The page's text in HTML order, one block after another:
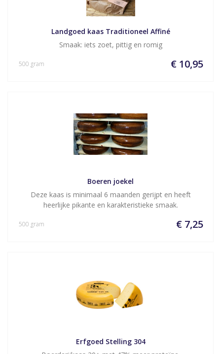
Landgoed kaas Traditioneel Affiné
Smaak: iets zoet, pittig en romig
€ 10,95
500 gram
Boeren joekel
Deze kaas is minimaal 6 maanden gerijpt en heeft
heerlijke pikante en karakteristieke smaak.
€ 7,25
500 gram
Erfgoed Stelling 304